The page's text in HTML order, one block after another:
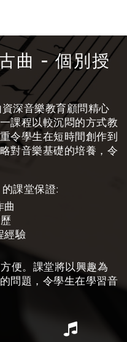
的課程:
樂理考試範圍而編
設，教學內容針對
和應對考試策略重
樂理基礎，亦會提
及筆記。
程
曲 - 個別授
深音樂教育顧問精心
課程以較沉悶的方式教
令學生在短時間創作到
對音樂基礎的培養，令
課堂保證:
曲
經驗
便。課堂將以興趣為
問題，令學生在學習音